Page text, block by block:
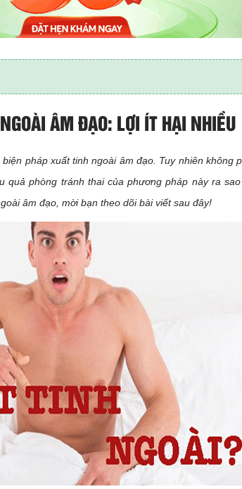
ÂM ĐẠO: LỢI ÍT HẠI NHIỀU
pháp xuất tinh ngoài âm đạo. Tuy nhiên không
quả phòng tránh thai của phương pháp này ra
âm đạo, mời bạn theo dõi bài viết sau đây!